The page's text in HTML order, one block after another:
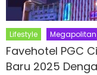
Lifestyle Megapolitan
Favehotel PGC
Baru 2025